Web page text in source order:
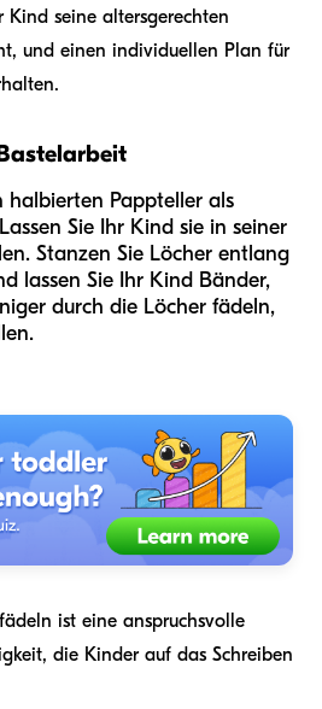
Kind seine altersgerechten
und einen individuellen Plan für
halbierten Pappteller als
Sie Ihr Kind sie in seiner
Stanzen Sie Löcher entlang
lassen Sie Ihr Kind Bänder,
durch die Löcher fädeln,
ist eine anspruchsvolle
die Kinder auf das Schreiben